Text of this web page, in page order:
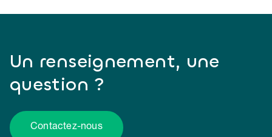
Un renseignement, une
question ?
Contactez-nous